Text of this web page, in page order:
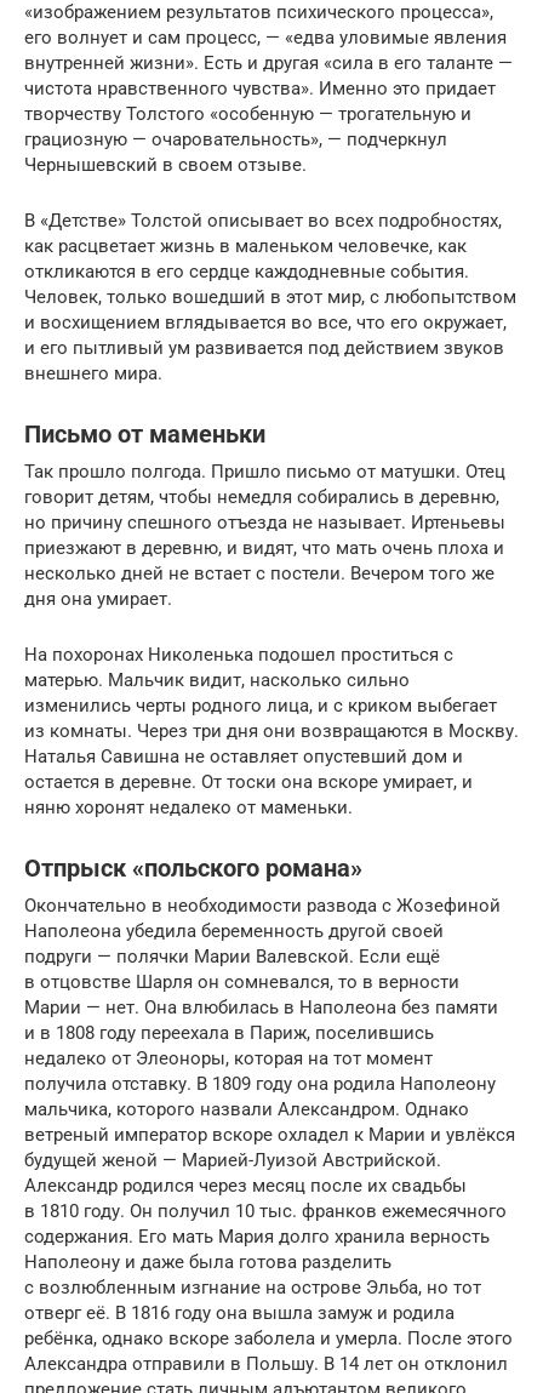
«изображением результатов психического процесса»,
его волнует и сам процесс, — «едва уловимые явления
внутренней жизни». Есть и другая «сила в его таланте —
чистота нравственного чувства». Именно это придает
творчеству Толстого «особенную — трогательную и
грациозную — очаровательность», — подчеркнул
Чернышевский в своем отзыве.
В «Детстве» Толстой описывает во всех подробностях,
как расцветает жизнь в маленьком человечке, как
откликаются в его сердце каждодневные события.
Человек, только вошедший в этот мир, с любопытством
и восхищением вглядывается во все, что его окружает,
и его пытливый ум развивается под действием звуков
внешнего мира.
Письмо от маменьки
Так прошло полгода. Пришло письмо от матушки. Отец
говорит детям, чтобы немедля собирались в деревню,
но причину спешного отъезда не называет. Иртеньевы
приезжают в деревню, и видят, что мать очень плоха и
несколько дней не встает с постели. Вечером того же
дня она умирает.
На похоронах Николенька подошел проститься с
матерью. Мальчик видит, насколько сильно
изменились черты родного лица, и с криком выбегает
из комнаты. Через три дня они возвращаются в Москву.
Наталья Савишна не оставляет опустевший дом и
остается в деревне. От тоски она вскоре умирает, и
няню хоронят недалеко от маменьки.
Отпрыск «польского романа»
Окончательно в необходимости развода с Жозефиной
Наполеона убедила беременность другой своей
подруги — полячки Марии Валевской. Если ещё
в отцовстве Шарля он сомневался, то в верности
Марии — нет. Она влюбилась в Наполеона без памяти
и в 1808 году переехала в Париж, поселившись
недалеко от Элеоноры, которая на тот момент
получила отставку. В 1809 году она родила Наполеону
мальчика, которого назвали Александром. Однако
ветреный император вскоре охладел к Марии и увлёкся
будущей женой — Марией-Луизой Австрийской.
Александр родился через месяц после их свадьбы
в 1810 году. Он получил 10 тыс. франков ежемесячного
содержания. Его мать Мария долго хранила верность
Наполеону и даже была готова разделить
с возлюбленным изгнание на острове Эльба, но тот
отверг её. В 1816 году она вышла замуж и родила
ребёнка, однако вскоре заболела и умерла. После этого
Александра отправили в Польшу. В 14 лет он отклонил